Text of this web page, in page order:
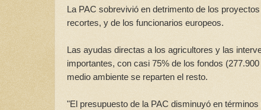
La PAC sobrevivió en detrimento de los
recortes, y de los funcionarios europeos.
Las ayudas directas a los agricultores y las
importantes, con casi 75% de los fondos
medio ambiente se reparten el resto.
"El presupuesto de la PAC disminuyó en